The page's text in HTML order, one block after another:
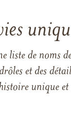
liste de noms
et des
unique